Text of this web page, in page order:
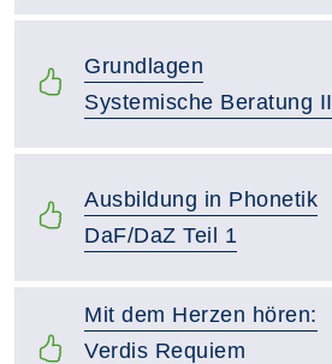
Grundlagen
Systemische Beratung II
Ausbildung in Phonetik
DaF/DaZ Teil 1
Mit dem Herzen hören:
Verdis Requiem